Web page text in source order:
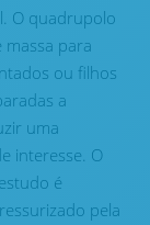
O quadrupolo
para
ou filhos
a
uma
interesse. O
é
pela